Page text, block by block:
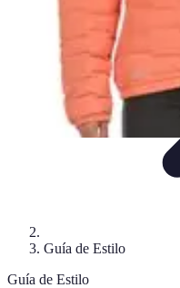
Guía de Estilo
Guía de Estilo